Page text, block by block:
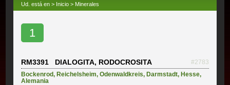
Ud. está en > Inicio > Minerales
1
RM3391 DIALOGITA, RODOCROSITA
#2783
Bockenrod,Reichelsheim,Odenwaldkreis,Darmstadt,Hesse,
Alemania